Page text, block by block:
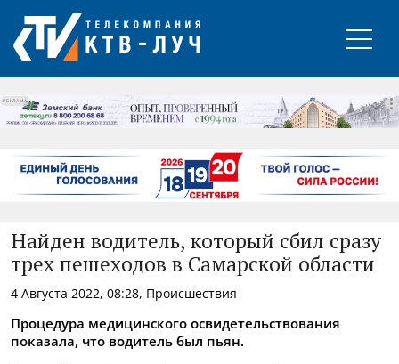
РЕКЛАМА
Найден водитель, который сбил сразу
трех пешеходов в Самарской области
4 Августа 2022, 08:28, Происшествия
Процедура медицинского освидетельствования
показала, что водитель был пьян.